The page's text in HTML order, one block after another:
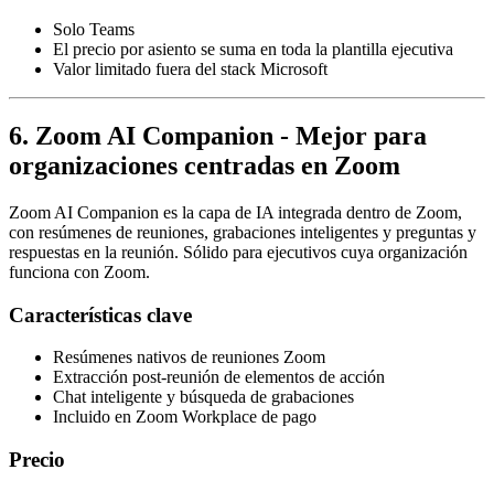
Solo Teams
El precio por asiento se suma en toda la plantilla ejecutiva
Valor limitado fuera del stack Microsoft
6. Zoom AI Companion - Mejor para
organizaciones centradas en Zoom
Zoom AI Companion es la capa de IA integrada dentro de Zoom,
con resúmenes de reuniones, grabaciones inteligentes y preguntas y
respuestas en la reunión. Sólido para ejecutivos cuya organización
funciona con Zoom.
Características clave
Resúmenes nativos de reuniones Zoom
Extracción post-reunión de elementos de acción
Chat inteligente y búsqueda de grabaciones
Incluido en Zoom Workplace de pago
Precio